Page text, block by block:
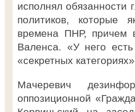
исполнял обязанности
политиков, которые
времена ПНР, причем
Валенса. «У него
«секретных
Мачеревич
оппозиционной